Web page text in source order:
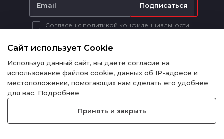
Подписаться
Согласен с политикой конфиденциальности
информационный характер и ни при каких условиях не является
публичной офертой в соответствии с п. 2 ст. 437 ГК РФ.
спецтехники.
Политика конфиденциальности
Сайт использует Cookie
Используя данный сайт, вы даете согласие на
использование файлов cookie, данных об IP-адресе и
местоположении, помогающих нам сделать его удобнее
для вас. Подробнее
Принять и закрыть